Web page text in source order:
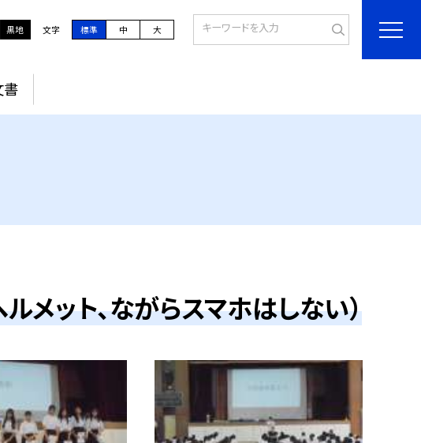
黒地 文字 標準 中 大
書
メット、ながらスマホはしない）